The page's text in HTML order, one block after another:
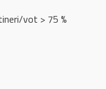
vot > 75 %